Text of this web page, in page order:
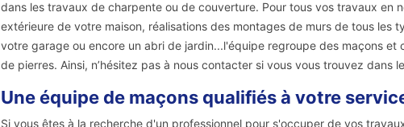
dans les travaux de charpente ou de couverture. Pour tous vos travaux en
extérieure de votre maison, réalisations des montages de murs de tous les
votre garage ou encore un abri de jardin...l'équipe regroupe des maçons et
de pierres. Ainsi, n’hésitez pas à nous contacter si vous vous trouvez dans
Une équipe de maçons qualifiés à votre
Si vous êtes à la recherche d'un professionnel pour s'occuper de vos